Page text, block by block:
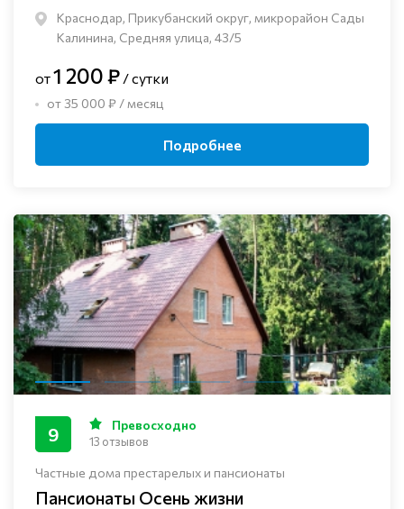
Краснодар, Прикубанский округ, микрорайон Сады
Калинина, Средняя улица, 43/5
от1 200 ₽ / сутки
от 35 000 ₽ / месяц
Подробнее
Частные дома престарелых и пансионаты
Пансионаты Осень жизни
9 Превосходно
13 отзывов